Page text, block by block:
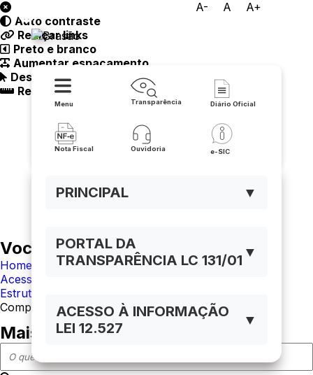
A- A A+
Menu Transparência Diário Oficial
Nota Fiscal Ouvidoria e-SIC
PRINCIPAL ▼
PORTAL DA
TRANSPARÊNCIA LC 131/01 ▼
ACESSO À INFORMAÇÃO
LEI 12.527
▼
Auto contraste
Realçar links
Preto e branco
Aumentar espaçamento
Destacando cursor
Regua guia
Você está navegando em:
Home
Acesso à Informação
Estrutura Organizacional
Competências
Mais em acesso à informação